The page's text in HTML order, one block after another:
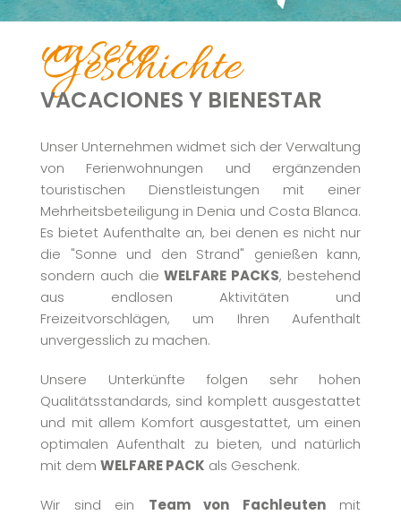
VERWALTUNG VON
FERIENWOHNUNGEN
UND TOURISTISCHEN
DIENSTLEISTUNGEN IN
DENIA
unsere
Geschichte
VACACIONES Y BIENESTAR
Unser Unternehmen widmet sich der Verwaltung
von Ferienwohnungen und ergänzenden
touristischen Dienstleistungen mit einer
Mehrheitsbeteiligung in Denia und Costa Blanca.
Es bietet Aufenthalte an, bei denen es nicht nur
die "Sonne und den Strand" genießen kann,
sondern auch dieWELFARE PACKS, bestehend
aus endlosen Aktivitäten und
Freizeitvorschlägen, um Ihren Aufenthalt
unvergesslich zu machen.
Unsere Unterkünfte folgen sehr hohen
Qualitätsstandards, sind komplett ausgestattet
und mit allem Komfort ausgestattet, um einen
optimalen Aufenthalt zu bieten, und natürlich
mit dem WELFARE PACK als Geschenk.
Wir sind ein Team von Fachleutenmit